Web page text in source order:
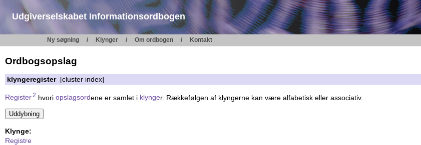
Udgiverselskabet Informationsordbogen
Ny søgning Klynger Om ordbogen Kontakt
Ordbogsopslag
klyngeregister[cluster index]
Register2 hvoriopslagsordene er samlet i klynger. Rækkefølgen af klyngerne kan være alfabetisk eller associativ.
Klynge:
Registre